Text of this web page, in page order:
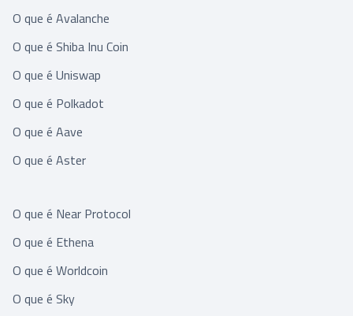
O que é Avalanche
O que é Shiba Inu Coin
O que é Uniswap
O que é Polkadot
O que é Aave
O que é Aster
O que é Near Protocol
O que é Ethena
O que é Worldcoin
O que é Sky